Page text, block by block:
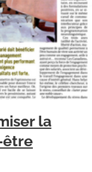
la
être